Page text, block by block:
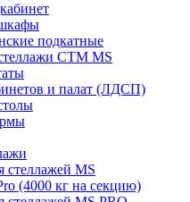
подкатные
CTM MS
и палат (ЛДСП)
стеллажей MS
(4000 кг на секцию)